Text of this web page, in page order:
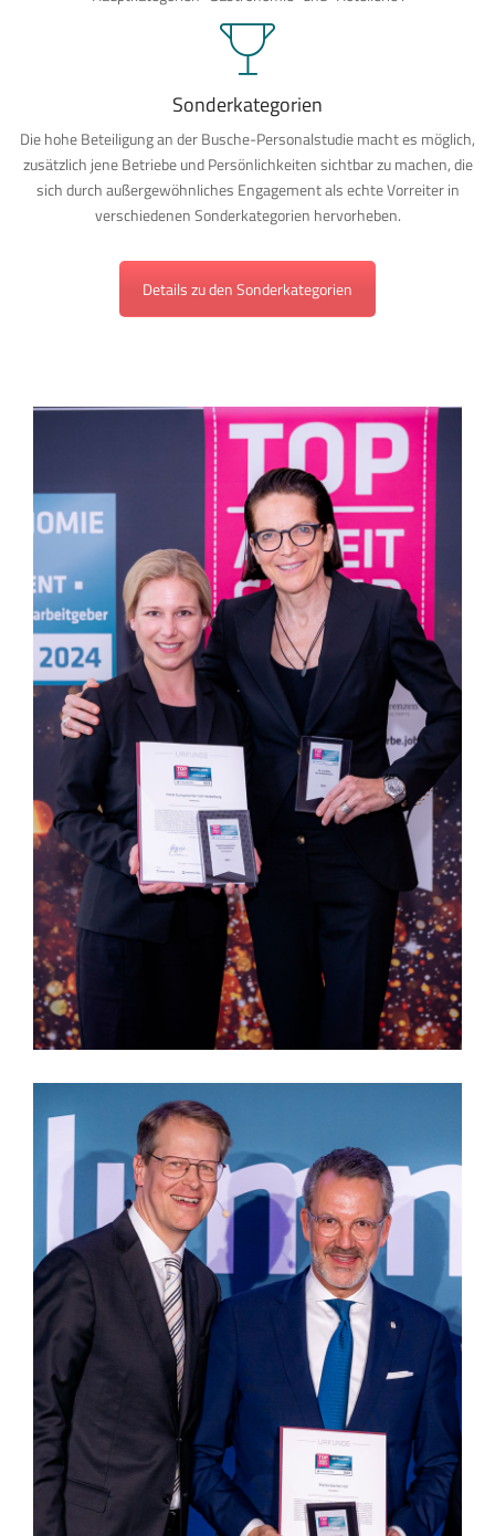
Sonderkategorien
Die hohe Beteiligung an der Busche-Personalstudie macht es möglich,
zusätzlich jene Betriebe und Persönlichkeiten sichtbar zu machen, die
sich durch außergewöhnliches Engagement als echte Vorreiter in
verschiedenen Sonderkategorien hervorheben.
Details zu den Sonderkategorien